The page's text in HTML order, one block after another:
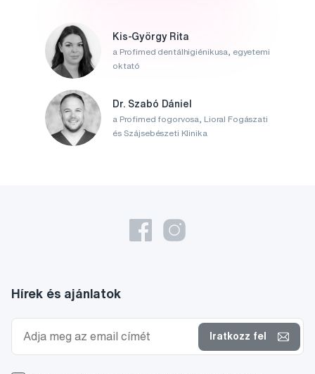
Kis-György Rita
a Profimed dentálhigiénikusa, egyetemi
oktató
Dr. Szabó Dániel
a Profimed fogorvosa, Lioral Fogászati
és Szájsebészeti Klinika
Hírek és ajánlatok
Iratkozz fel